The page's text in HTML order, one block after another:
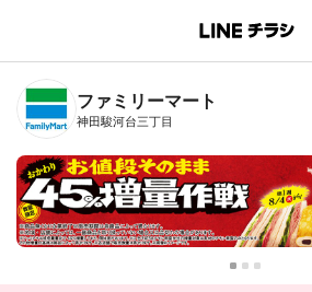
B
n
T
ファミリーマート
神田駿河台三丁目